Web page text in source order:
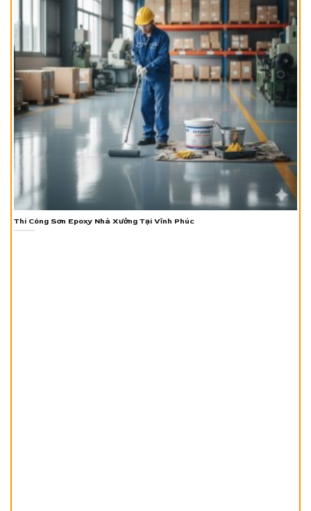
Thi Công Sơn Epoxy Nhà Xưởng Tại Vĩnh Phúc